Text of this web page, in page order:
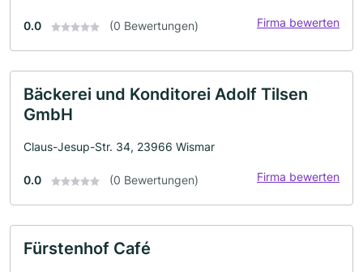
0.0 (0 Bewertungen) Firma bewerten
Bäckerei und Konditorei Adolf Tilsen
GmbH
Claus-Jesup-Str. 34, 23966 Wismar
0.0 (0 Bewertungen) Firma bewerten
Fürstenhof Café